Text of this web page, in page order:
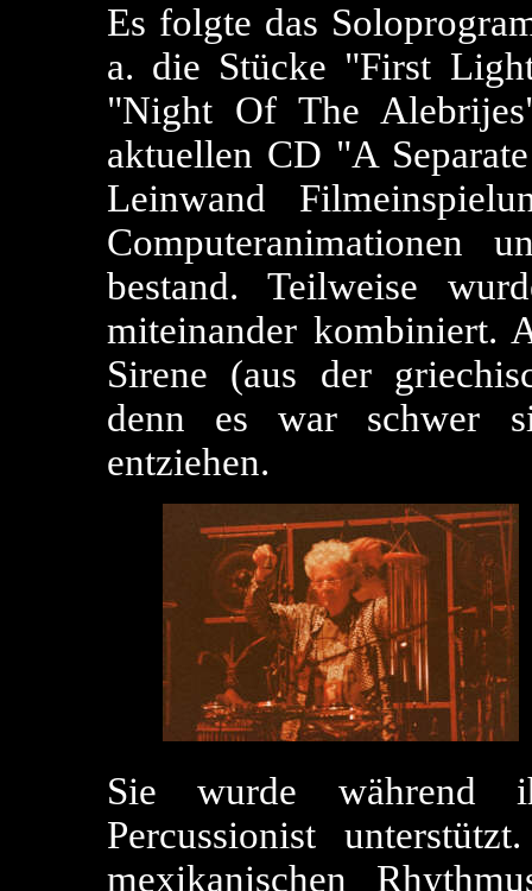
Es folgte das
a. die Stücke "First
"Night Of The
aktuellen CD "A
Leinwand
Computeranimationen
bestand. Teilweise
miteinander kombiniert.
Sirene (aus der
denn es war schwer
entziehen.
Sie wurde während
Percussionist
mexikanischen